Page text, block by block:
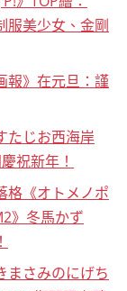
服美少女、金剛
報》在元旦：謹
たじお西海岸
祝新年！
格《オトメノポ
》冬馬かず
まさみのにげち